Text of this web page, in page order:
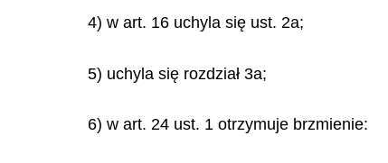
4) w art. 16 uchyla się ust. 2a;
5) uchyla się rozdział 3a;
6) w art. 24 ust. 1 otrzymuje brzmienie: